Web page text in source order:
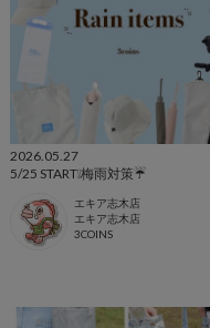
2026.05.27
5/25 START❕梅雨対策☔️
エキア志木店
エキア志木店
3COINS